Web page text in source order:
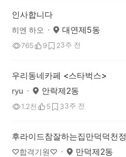
인사합니다
히엔 하오 대연제5동
765 9 23주 전
우리동네카페 <스타벅스>
ryu 안락제2동
1.2천 5 33주 전
후라이드참잘하는집만덕덕천정
♡합격기원♡ 만덕제2동